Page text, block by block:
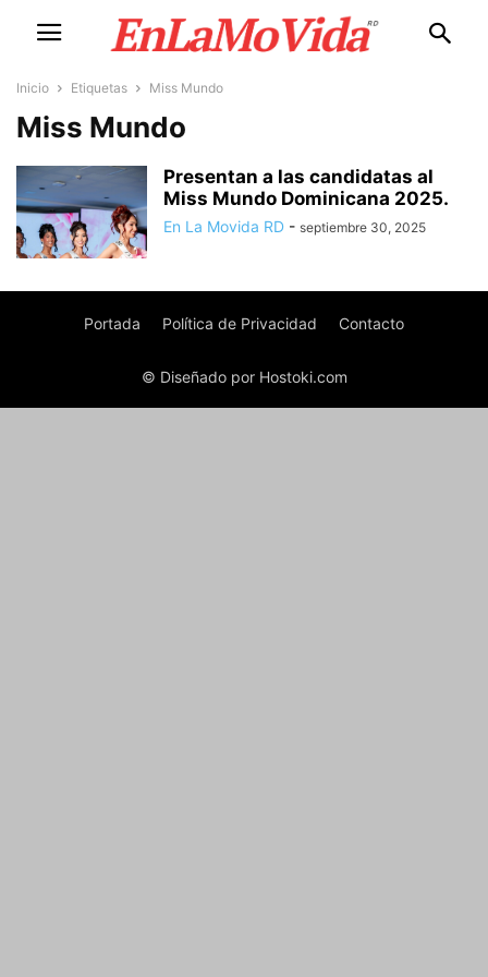
Inicio Etiquetas Miss Mundo
Miss Mundo
Presentan a las candidatas al
Miss Mundo Dominicana 2025.
En La Movida RD - septiembre 30, 2025
Portada Política de Privacidad Contacto
© Diseñado por Hostoki.com